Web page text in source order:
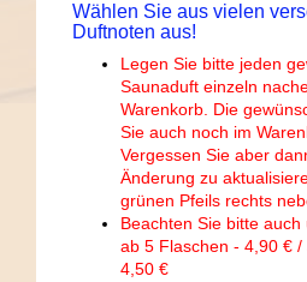
Wählen Sie aus vielen
Duftnoten aus!
Legen Sie bitte jeden
Saunaduft einzeln
Warenkorb. Die
Sie auch noch im
Vergessen Sie aber
Änderung zu
grünen Pfeils rechts
Beachten Sie bitte
ab 5 Flaschen - 4,90 €
4,50 €